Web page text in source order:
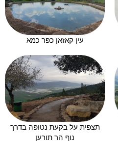
עין קאזאן כפר כמא
תצפית על בקעת נטופה בדרך
נוף הר תורען